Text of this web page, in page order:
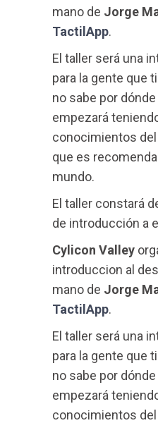
mano de Jorge
TactilApp.
El taller será una
para la gente que
no sabe por
empezará
conocimientos
que es
mundo.
El taller constará
de introducción a
Cylicon Valley
introduccion al
mano de Jorge
TactilApp.
El taller será una
para la gente que
no sabe por
empezará
conocimientos